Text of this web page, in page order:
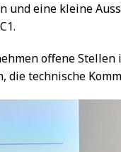
und eine kleine
offene
die technische